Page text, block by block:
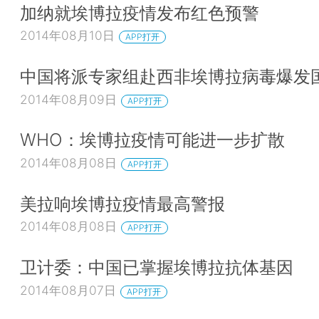
加纳就埃博拉疫情发布红色预警
2014年08月10日 APP打开
中国将派专家组赴西非埃博拉病毒爆发
2014年08月09日 APP打开
WHO：埃博拉疫情可能进一步扩散
2014年08月08日 APP打开
美拉响埃博拉疫情最高警报
2014年08月08日 APP打开
卫计委：中国已掌握埃博拉抗体基因
2014年08月07日 APP打开